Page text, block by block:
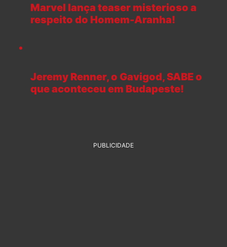
Marvel lança teaser misterioso a
respeito do Homem-Aranha!
Jeremy Renner, o Gavigod, SABE o
que aconteceu em Budapeste!
PUBLICIDADE